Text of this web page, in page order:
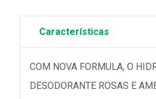
Características
COM NOVA FORMULA, O
DESODORANTE ROSAS E